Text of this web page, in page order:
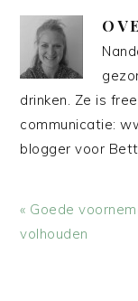
drinken. Ze is
communicatie:
blogger voor
Vorig
bericht:
« Goede
volhouden